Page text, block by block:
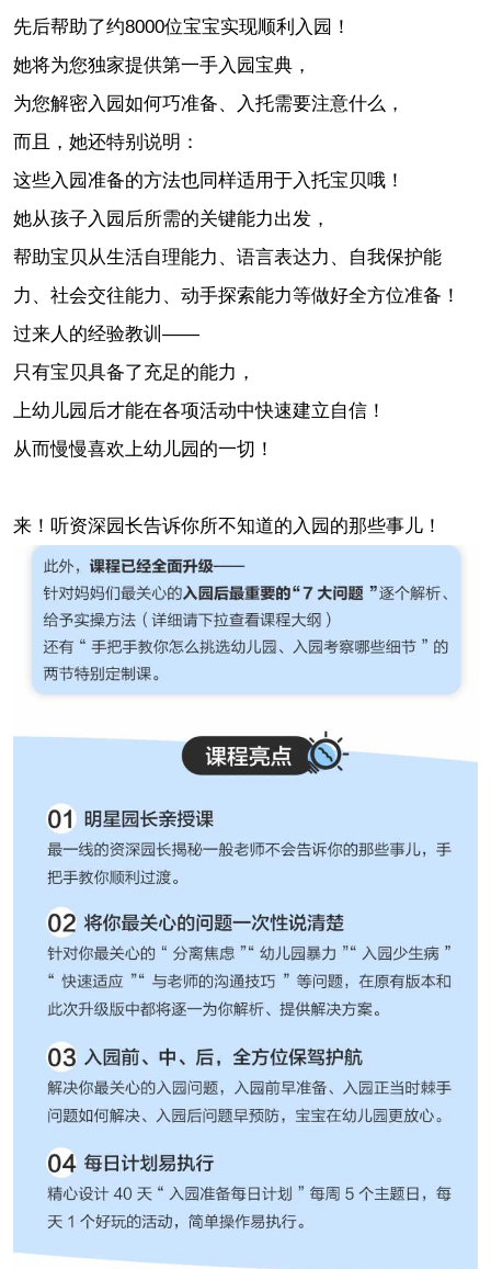
先后帮助了约8000位宝宝实现顺利入园！
她将为您独家提供第一手入园宝典，
为您解密入园如何巧准备、入托需要注意什么，
而且，她还特别说明：
这些入园准备的方法也同样适用于入托宝贝哦！
她从孩子入园后所需的关键能力出发，
帮助宝贝从生活自理能力、语言表达力、自我保护能
力、社会交往能力、动手探索能力等做好全方位准备！
过来人的经验教训——
只有宝贝具备了充足的能力，
上幼儿园后才能在各项活动中快速建立自信！
从而慢慢喜欢上幼儿园的一切！
来！听资深园长告诉你所不知道的入园的那些事儿！